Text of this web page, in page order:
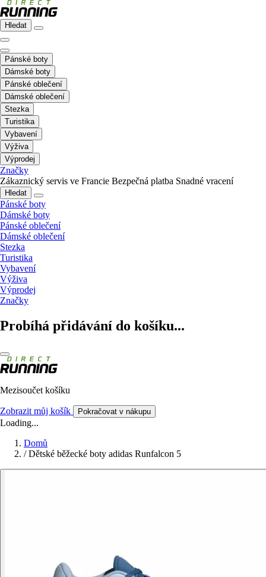
Hledat
Pánské boty
Dámské boty
Pánské oblečení
Dámské oblečení
Stezka
Turistika
Vybavení
Výživa
Výprodej
Značky
Zákaznický servis ve Francie Bezpečná platba Snadné vracení
Hledat
Pánské boty
Dámské boty
Pánské oblečení
Dámské oblečení
Stezka
Turistika
Vybavení
Výživa
Výprodej
Značky
Probíhá přidávání do košíku...
Mezisoučet košíku
Zobrazit můj košík Pokračovat v nákupu
Loading...
Domů
/ Dětské běžecké boty adidas Runfalcon 5